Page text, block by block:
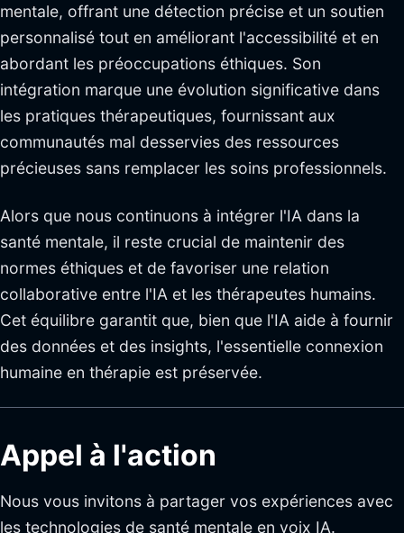
mentale, offrant une détection précise et un soutien
personnalisé tout en améliorant l'accessibilité et en
abordant les préoccupations éthiques. Son
intégration marque une évolution significative dans
les pratiques thérapeutiques, fournissant aux
communautés mal desservies des ressources
précieuses sans remplacer les soins professionnels.
Alors que nous continuons à intégrer l'IA dans la
santé mentale, il reste crucial de maintenir des
normes éthiques et de favoriser une relation
collaborative entre l'IA et les thérapeutes humains.
Cet équilibre garantit que, bien que l'IA aide à fournir
des données et des insights, l'essentielle connexion
humaine en thérapie est préservée.
Appel à l'action
Nous vous invitons à partager vos expériences avec
les technologies de santé mentale en voix IA.